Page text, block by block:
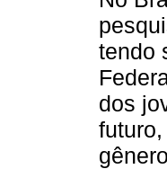
tendo
dos